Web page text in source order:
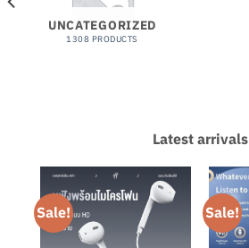
UNCATEGORIZED
1308 PRODUCTS
Latest arrivals
Sale! Sale!